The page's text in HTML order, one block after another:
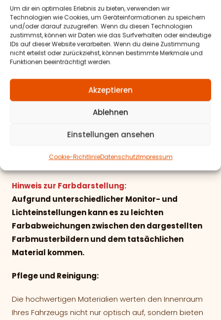
Um dir ein optimales Erlebnis zu bieten, verwenden wir
Technologien wie Cookies, um Geräteinformationen zu speichern
und/oder darauf zuzugreifen. Wenn du diesen Technologien
zustimmst, können wir Daten wie das Surfverhalten oder eindeutige
IDs auf dieser Website verarbeiten. Wenn du deine Zustimmung
nicht erteilst oder zurückziehst, können bestimmte Merkmale und
Funktionen beeinträchtigt werden.
Akzeptieren
Ablehnen
Einstellungen ansehen
Cookie-RichtlinieDatenschutzImpressum
Antarrlook-Wildlederoptik
100% Polyester (PES)
Velour & Textillook
Materialeigenschaften:
Scheuerfestigkeit
-pflegeleicht und abriebfest
Hinweis zur Farbdarstellung:
Aufgrund unterschiedlicher Monitor- und
Lichteinstellungen kann es zu leichten
Farbabweichungen zwischen den dargestellten
Farbmusterbildern und dem tatsächlichen
Material kommen.
Pflege und Reinigung:
Die hochwertigen Materialien werten den Innenraum
Ihres Fahrzeugs nicht nur optisch auf, sondern bieten